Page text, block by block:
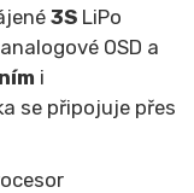
3S LiPo
OSD a
i
se připojuje přes